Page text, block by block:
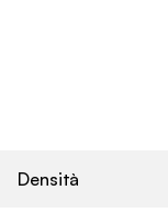
Densità